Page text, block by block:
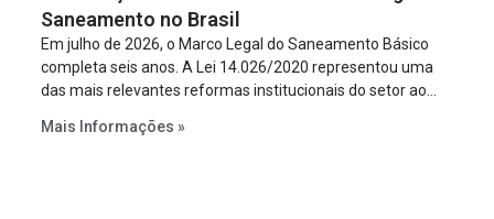
Saneamento no Brasil
Em julho de 2026, o Marco Legal do Saneamento Básico
completa seis anos. A Lei 14.026/2020 representou uma
das mais relevantes reformas institucionais do setor ao
serviços, ampliar a participação da iniciativa privada,
Mais Informações »